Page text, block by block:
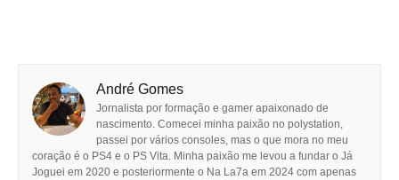
André Gomes
Jornalista por formação e gamer apaixonado de
nascimento. Comecei minha paixão no polystation,
passei por vários consoles, mas o que mora no meu
coração é o PS4 e o PS Vita. Minha paixão me levou a fundar o Já
Joguei em 2020 e posteriormente o Na La7a em 2024 com apenas